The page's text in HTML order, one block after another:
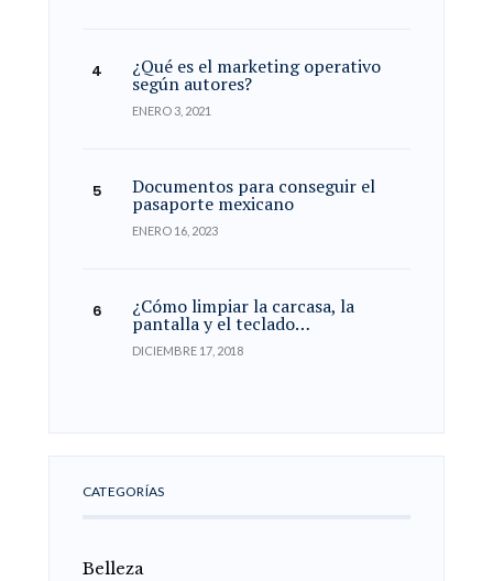
¿Qué es el marketing operativo
según autores?
ENERO 3, 2021
Documentos para conseguir el
pasaporte mexicano
ENERO 16, 2023
¿Cómo limpiar la carcasa, la
pantalla y el teclado…
DICIEMBRE 17, 2018
CATEGORÍAS
Belleza